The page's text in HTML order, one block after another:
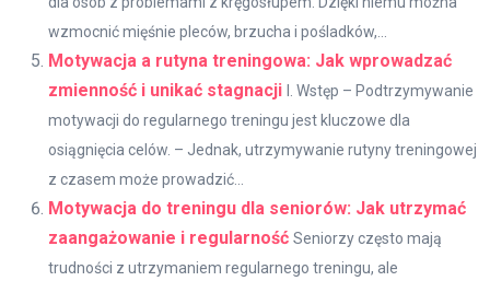
wzmocnić mięśnie pleców, brzucha i pośladków,...
Motywacja a rutyna treningowa: Jak wprowadzać
zmienność i unikać stagnacji
I. Wstęp – Podtrzymywanie
motywacji do regularnego treningu jest kluczowe dla
osiągnięcia celów. – Jednak, utrzymywanie rutyny treningowej
z czasem może prowadzić...
Motywacja do treningu dla seniorów: Jak utrzymać
zaangażowanie i regularność Seniorzy często mają
trudności z utrzymaniem regularnego treningu, ale